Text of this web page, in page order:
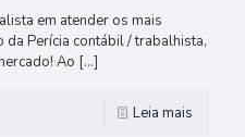
em atender os mais
Perícia contábil / trabalhista,
Ao […]
Leia mais